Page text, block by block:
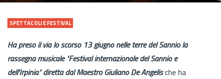
SPETTACOLI E FESTIVAL
Ha preso il via lo scorso 13 giugno nelle terre del Sannio la
rassegna musicale "Festival internazionale del Sannio e
dell'Irpinia" diretta dal Maestro Giuliano De Angelische ha